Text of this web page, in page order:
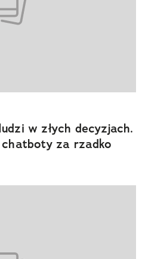
w złych decyzjach.
chatboty za rzadko